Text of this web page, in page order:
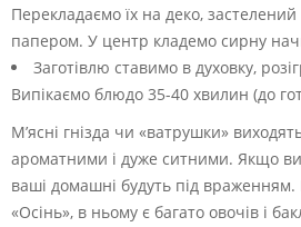
Перекладаємо їх на деко,
папером. У центр кладемо сирну
Заготівлю ставимо в духовку,
Випікаємо блюдо 35-40 хвилин (до
М’ясні гнізда чи «ватрушки»
ароматними і дуже ситними. Якщо ви
ваші домашні будуть під
«Осінь», в ньому є багато овочів і